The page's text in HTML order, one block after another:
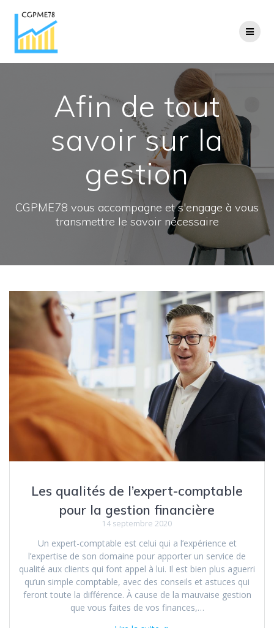
Afin de tout
savoir sur la
gestion
CGPME78 vous accompagne et s'engage à vous
transmettre le savoir nécessaire
Les qualités de l’expert-comptable
pour la gestion financière
14 septembre 2020
Un expert-comptable est celui qui a l’expérience et
l’expertise de son domaine pour apporter un service de
qualité aux clients qui font appel à lui. Il est bien plus aguerri
qu’un simple comptable, avec des conseils et astuces qui
feront toute la différence. À cause de la mauvaise gestion
que vous faites de vos finances,…